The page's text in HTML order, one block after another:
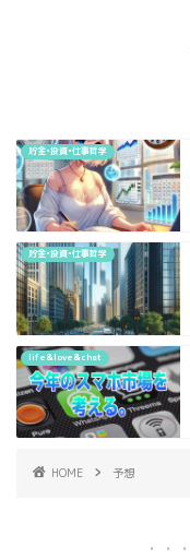
貯金•投資•仕事哲学
貯金•投資•仕事哲学
life&love&chat
HOME 予想